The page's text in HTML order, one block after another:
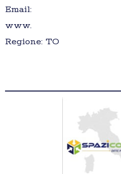
Email:
www.
Regione: TO